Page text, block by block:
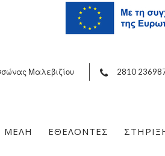
Μαλεβιζίου 2810
ΜΕΛΗ ΕΘΕΛΟΝΤΕΣ